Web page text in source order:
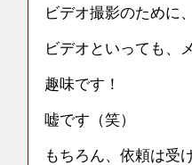
ビデオ撮影のために
ビデオといっても、
趣味です！
嘘です（笑）
もちろん、依頼は受